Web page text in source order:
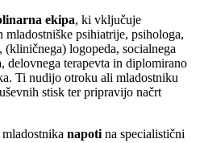
ekipa, ki vključuje
mladostniške psihiatrije, psihologa,
logopeda, socialnega
delovnega terapevta in diplomirano
Ti nudijo otroku ali mladostniku
stisk ter pripravijo načrt
napoti na specialistični